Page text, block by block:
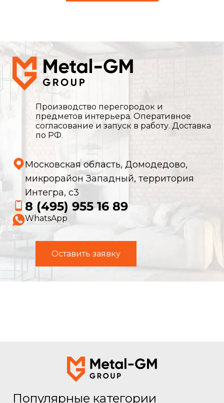
Производство перегородок и
предметов интерьера. Оперативное
согласование и запуск в работу. Доставка
по РФ.
Московская область, Домодедово,
микрорайон Западный, территория
Интегра, с3
8 (495) 955 16 89
WhatsApp
Оставить заявку
Популярные категории